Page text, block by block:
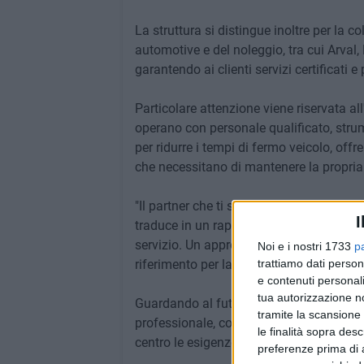
Noi e i nostri 1733
trattiamo dati
e contenuti
tua autorizzazione
tramite la
le finalità sopra
preferenze prima di
La struttura si distingue inoltre per la
automotive e del noleggio, tra cui
garantendo ai clienti servizi certificati e
Particolare attenzione viene riservata
operano con personale qualificato,
per ridurre i tempi di fermo veicolo,
che necessitano di mantenere la
"Il partner che ti segue nel tempo" non
traduce in un rapporto continuativo
servizio. Un approccio che ha
riferimento per la mobilità nel territorio
Guardando al futuro, l'azienda
professionale, con l'obiettivo di offrire
centro le esigenze delle persone e delle